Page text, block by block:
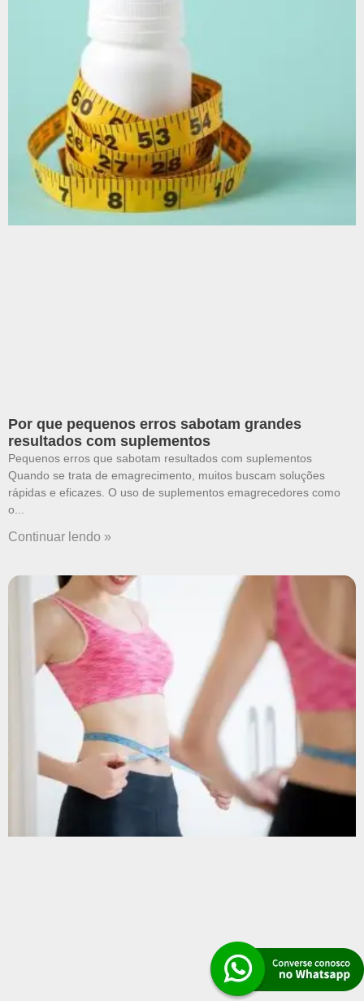
Por que pequenos erros sabotam grandes
resultados com suplementos
Pequenos erros que sabotam resultados com suplementos
Quando se trata de emagrecimento, muitos buscam soluções
rápidas e eficazes. O uso de suplementos emagrecedores como
o
Continuar lendo »